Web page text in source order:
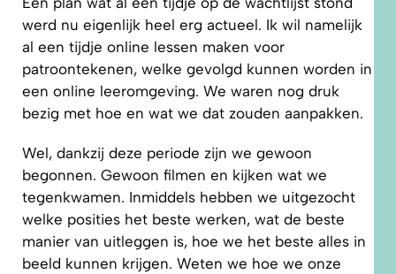
werd nu eigenlijk heel erg actueel. Ik wil namelijk
al een tijdje online lessen maken voor
patroontekenen, welke gevolgd kunnen worden in
een online leeromgeving. We waren nog druk
bezig met hoe en wat we dat zouden aanpakken.
Wel, dankzij deze periode zijn we gewoon
begonnen. Gewoon filmen en kijken wat we
tegenkwamen. Inmiddels hebben we uitgezocht
welke posities het beste werken, wat de beste
manier van uitleggen is, hoe we het beste alles in
beeld kunnen krijgen. Weten we hoe we onze